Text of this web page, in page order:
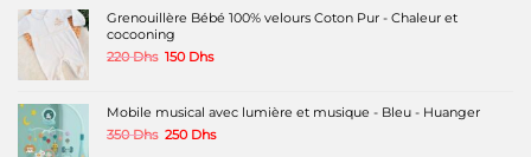
220 Dhs. 180 Dhs.
Grenouillère Bébé 100% velours Coton Pur - Chaleur et
cocooning
220Dhs Le
était :
220 Dhs.
150 DhsLe
150 Dhs.
Mobile musical avec lumière et musique - Bleu - Huanger
350Dhs Le
250 DhsLe